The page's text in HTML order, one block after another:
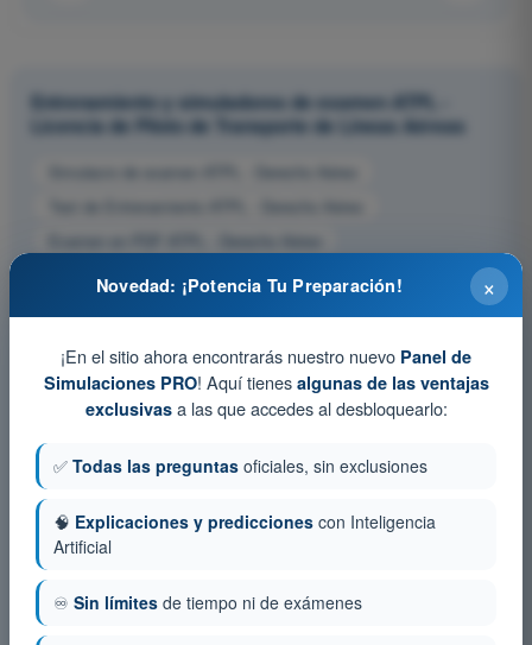
Entrenamiento y simuladores de examen ATPL -
Licencia de Piloto de Transporte de Líneas Aéreas
Simulacro de examen ATPL - Derecho Aéreo
Examen en PDF ATPL - Derecho Aéreo
×
Novedad: ¡Potencia Tu Preparación!
¡En el sitio ahora encontrarás nuestro nuevo Panel de
Simulaciones PRO! Aquí tienes algunas de las ventajas
exclusivasa las que accedes al desbloquearlo:
✅ Todas las preguntas oficiales, sin exclusiones
🧠 Explicaciones y predicciones con Inteligencia
Artificial
♾️ Sin límites de tiempo ni de exámenes